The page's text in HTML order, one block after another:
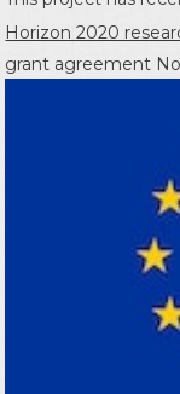
Horizon 2020
grant agreement